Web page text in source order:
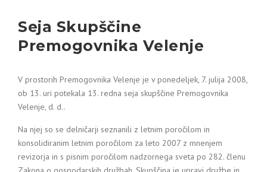
Seja Skupščine
Premogovnika Velenje
V prostorih Premogovnika Velenje je v ponedeljek, 7. julija 2008,
ob 13. uri potekala 13. redna seja skupščine Premogovnika
Velenje, d. d..
Na njej so se delničarji seznanili z letnim poročilom in
konsolidiranim letnim poročilom za leto 2007 z mnenjem
revizorja in s pisnim poročilom nadzornega sveta po 282. členu